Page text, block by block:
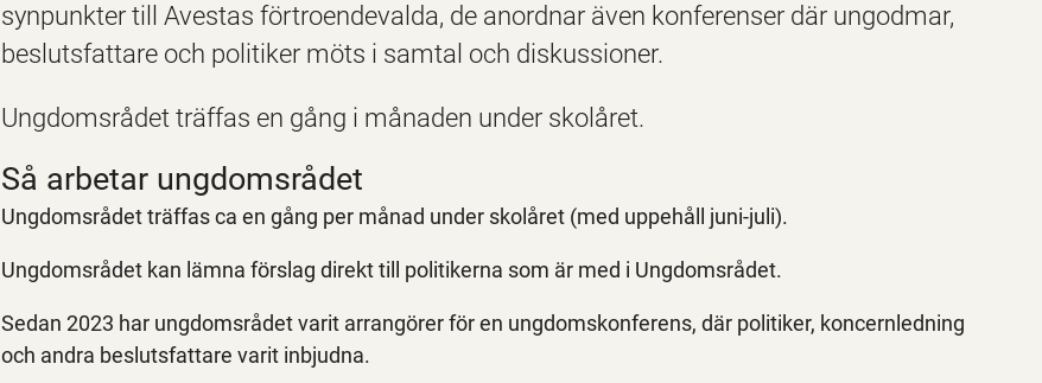
synpunkter till Avestas förtroendevalda, de anordnar även konferenser där ungodmar,
beslutsfattare och politiker möts i samtal och diskussioner.
Ungdomsrådet träffas en gång i månaden under skolåret.
Så arbetar ungdomsrådet
Ungdomsrådet träffas ca en gång per månad under skolåret (med uppehåll juni-juli).
Ungdomsrådet kan lämna förslag direkt till politikerna som är med i Ungdomsrådet.
Sedan 2023 har ungdomsrådet varit arrangörer för en ungdomskonferens, där politiker, koncernledning
och andra beslutsfattare varit inbjudna.